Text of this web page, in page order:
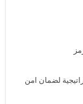
لضمان امن